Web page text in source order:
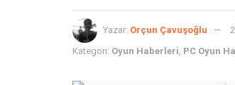
Yazar: Orçun Çavuşoğlu
Kategori: Oyun Haberleri, PC Oyun